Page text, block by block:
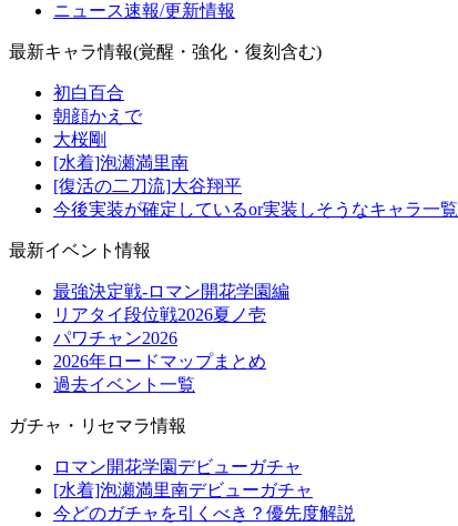
ニュース速報/更新情報
最新キャラ情報(覚醒・強化・復刻含む)
初白百合
朝顔かえで
大桜剛
[水着]泡瀬満里南
[復活の二刀流]大谷翔平
今後実装が確定しているor実装しそうなキャラ一覧
最新イベント情報
最強決定戦-ロマン開花学園編
リアタイ段位戦2026夏ノ壱
パワチャン2026
2026年ロードマップまとめ
過去イベント一覧
ガチャ・リセマラ情報
ロマン開花学園デビューガチャ
[水着]泡瀬満里南デビューガチャ
今どのガチャを引くべき？優先度解説